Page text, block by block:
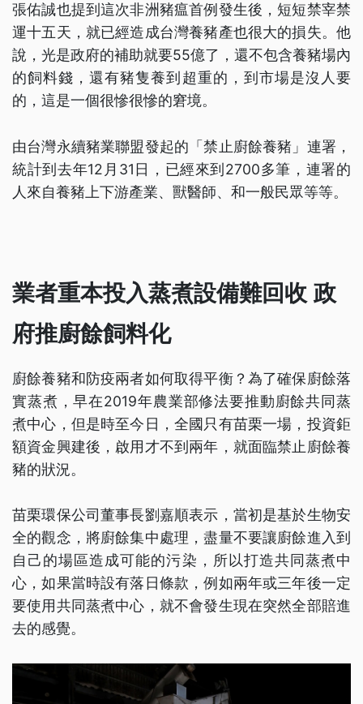
張佑誠也提到這次非洲豬瘟首例發生後，短短禁宰禁
運十五天，就已經造成台灣養豬產也很大的損失。他
說，光是政府的補助就要55億了，還不包含養豬場內
的飼料錢，還有豬隻養到超重的，到市場是沒人要
的，這是一個很慘很慘的窘境。
由台灣永續豬業聯盟發起的「禁止廚餘養豬」連署，
統計到去年12月31日，已經來到2700多筆，連署的
人來自養豬上下游產業、獸醫師、和一般民眾等等。
業者重本投入蒸煮設備難回收 政
府推廚餘飼料化
廚餘養豬和防疫兩者如何取得平衡？為了確保廚餘落
實蒸煮，早在2019年農業部修法要推動廚餘共同蒸
煮中心，但是時至今日，全國只有苗栗一場，投資鉅
額資金興建後，啟用才不到兩年，就面臨禁止廚餘養
豬的狀況。
苗栗環保公司董事長劉嘉順表示，當初是基於生物安
全的觀念，將廚餘集中處理，盡量不要讓廚餘進入到
自己的場區造成可能的污染，所以打造共同蒸煮中
心，如果當時設有落日條款，例如兩年或三年後一定
要使用共同蒸煮中心，就不會發生現在突然全部賠進
去的感覺。